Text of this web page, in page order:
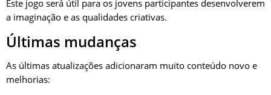
Este jogo será útil para os jovens participantes desenvolverem
a imaginação e as qualidades criativas.
Últimas mudanças
As últimas atualizações adicionaram muito conteúdo novo e
melhorias: